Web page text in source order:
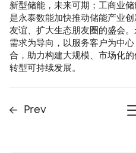
新型储能，未来可期；工商业
是永泰数能加快推动储能产业
友谊、扩大生态朋友圈的盛会
需求为导向，以服务客户为中
合，助力构建大规模、市场化
转型可持续发展。
Prev